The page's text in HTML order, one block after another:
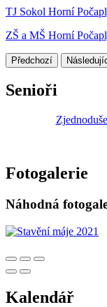
TJ Sokol Horní
ZŠ a MŠ Horní
Předchozí
Senioři
Fotogalerie
Náhodná
Kalendář